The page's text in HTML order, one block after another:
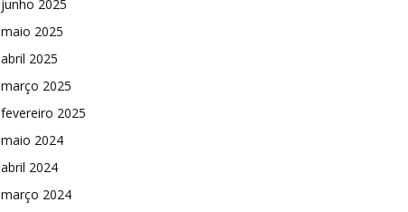
junho 2025
maio 2025
abril 2025
março 2025
fevereiro 2025
maio 2024
abril 2024
março 2024